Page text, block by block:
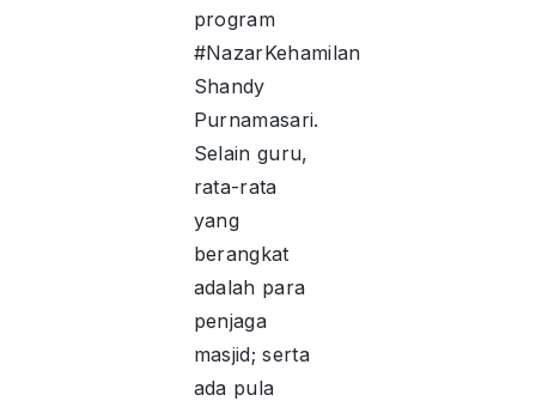
program
#NazarKehamilan
Shandy
Purnamasari.
Selain guru,
rata-rata
yang
berangkat
adalah para
penjaga
masjid; serta
ada pula